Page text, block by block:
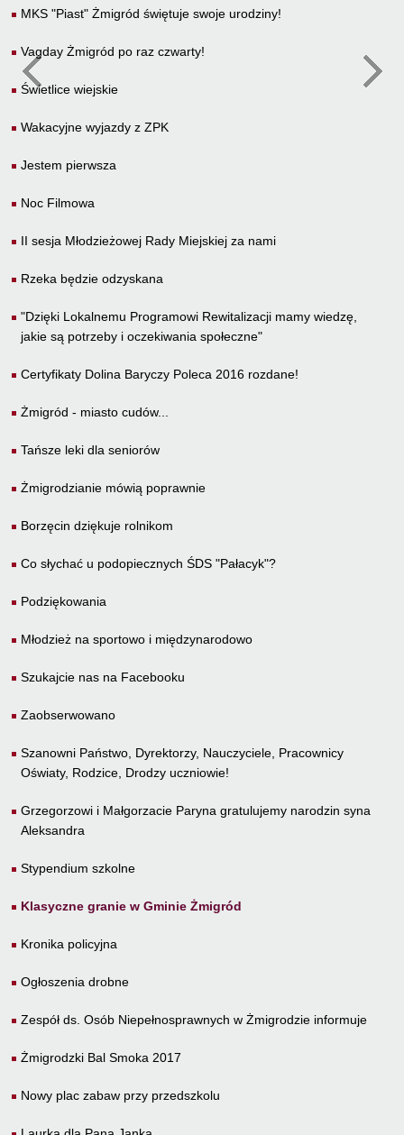
MKS "Piast" Żmigród świętuje swoje urodziny!
Vagday Żmigród po raz czwarty!
Świetlice wiejskie
Wakacyjne wyjazdy z ZPK
Jestem pierwsza
Noc Filmowa
II sesja Młodzieżowej Rady Miejskiej za nami
Rzeka będzie odzyskana
"Dzięki Lokalnemu Programowi Rewitalizacji mamy wiedzę,
jakie są potrzeby i oczekiwania społeczne"
Certyfikaty Dolina Baryczy Poleca 2016 rozdane!
Żmigród - miasto cudów...
Tańsze leki dla seniorów
Żmigrodzianie mówią poprawnie
Borzęcin dziękuje rolnikom
Co słychać u podopiecznych ŚDS "Pałacyk"?
Podziękowania
Młodzież na sportowo i międzynarodowo
Szukajcie nas na Facebooku
Zaobserwowano
Szanowni Państwo, Dyrektorzy, Nauczyciele, Pracownicy
Oświaty, Rodzice, Drodzy uczniowie!
Grzegorzowi i Małgorzacie Paryna gratulujemy narodzin syna
Aleksandra
Stypendium szkolne
Klasyczne granie w Gminie Żmigród
Kronika policyjna
Ogłoszenia drobne
Zespół ds. Osób Niepełnosprawnych w Żmigrodzie informuje
Żmigrodzki Bal Smoka 2017
Nowy plac zabaw przy przedszkolu